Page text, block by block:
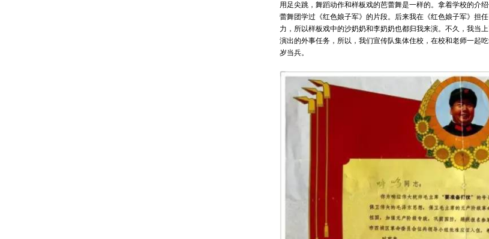
用足尖跳，舞蹈动作和样板戏的芭蕾舞是一样的。拿着学校的介
蕾舞团学过《红色娘子军》的片段。后来我在《红色娘子军》担
力，所以样板戏中的沙奶奶和李奶奶也都归我来演。不久，我当
演出的外事任务，所以，我们宣传队集体住校，在校和老师一起
岁当兵。